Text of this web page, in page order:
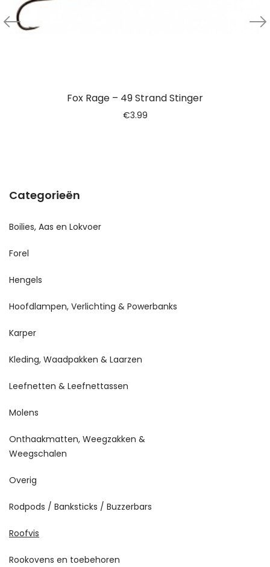
Fox Rage – 49 Strand Stinger
€3.99
Categorieën
Boilies, Aas en Lokvoer
Forel
Hengels
Hoofdlampen, Verlichting & Powerbanks
Karper
Kleding, Waadpakken & Laarzen
Leefnetten & Leefnettassen
Molens
Onthaakmatten, Weegzakken &
Weegschalen
Overig
Rodpods / Banksticks / Buzzerbars
Roofvis
Rookovens en toebehoren